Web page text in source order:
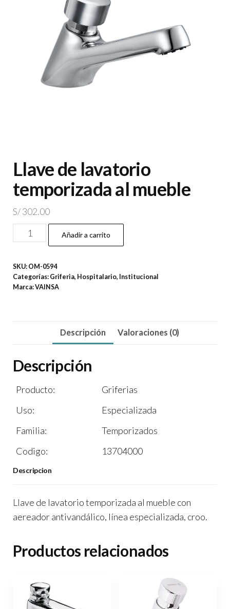
Llave de lavatorio
temporizada al mueble
S/302.00
Llave
de
temporizada
al
Añadir a carrito
SKU: OM-0594
Categorías: Griferia, Hospitalario, Institucional
Marca:VAINSA
Descripción Valoraciones (0)
Descripción
Producto:
Griferias
Uso:
Especializada
Familia:
Temporizados
Codigo:
13704000
Descripcion
Llave de lavatorio temporizada al mueble con
aereador antivandálico, línea especializada, croo.
Productos relacionados